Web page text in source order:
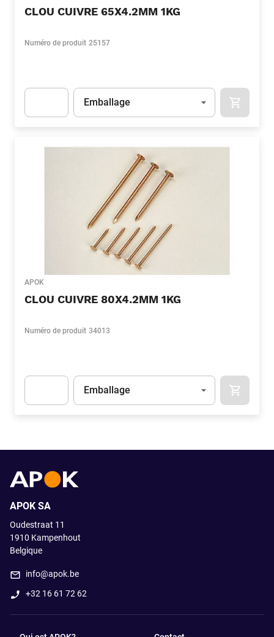
CLOU CUIVRE 65X4.2MM 1KG
Numéro de produit 25157
Unité
Emballage
APOK
CLOU CUIVRE 80X4.2MM 1KG
Numéro de produit 34013
Unité
Emballage
APOK SA
Oudestraat 11
1910 Kampenhout
Belgique
info@apok.be
+32 16 61 72 62